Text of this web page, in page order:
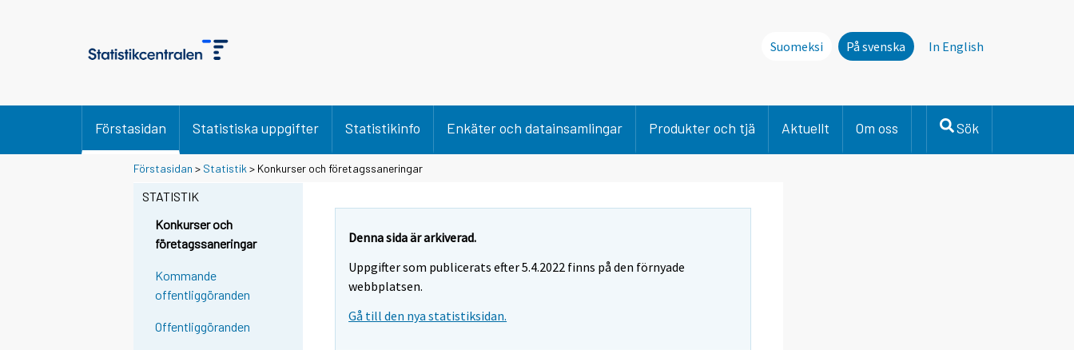
Suomeksi På svenska In English
Förstasidan Statistiska uppgifter Statistikinfo Enkäter och datainsamlingar Produkter och tjä Aktuellt Om oss Sök
Förstasidan > Statistik > Konkurser och företagssaneringar
STATISTIK
Konkurser och
företagssaneringar
Kommande
offentliggöranden
Offentliggöranden
Denna sida är arkiverad.
Uppgifter som publicerats efter 5.4.2022 finns på den förnyade
webbplatsen.
Gå till den nya statistiksidan.